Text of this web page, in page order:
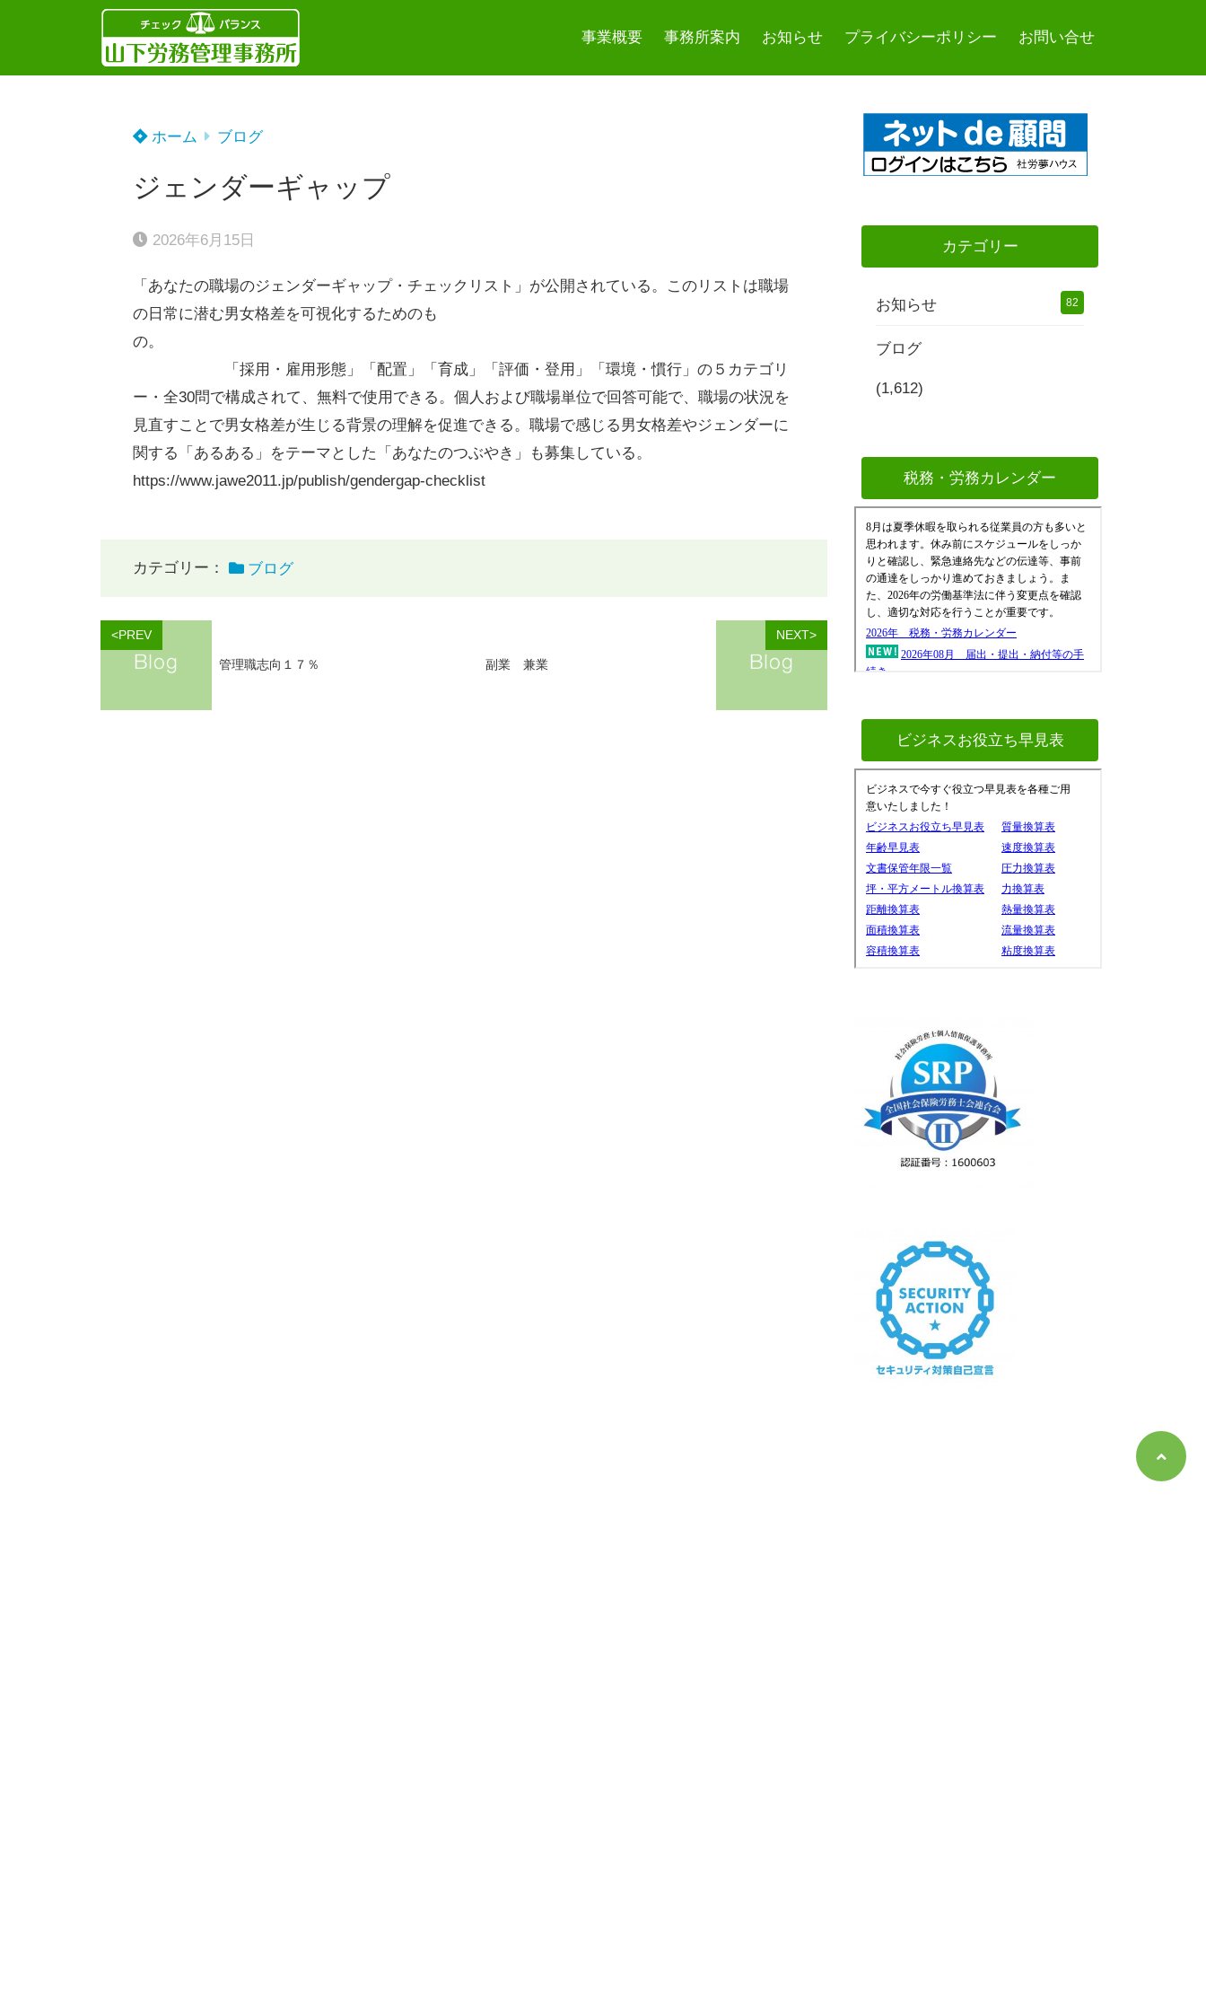
事業概要 事務所案内 お知らせ プライバシーポリシー お問い合せ
ホーム ブログ
ジェンダーギャップ
2026年6月15日
「あなたの職場のジェンダーギャップ・チェックリスト」が公開されている。このリストは職場
の日常に潜む男女格差を可視化するためのも
の。
「採用・雇用形態」「配置」「育成」「評価・登用」「環境・慣行」の５カテゴリ
ー・全30問で構成されて、無料で使用できる。個人および職場単位で回答可能で、職場の状況を
見直すことで男女格差が生じる背景の理解を促進できる。職場で感じる男女格差やジェンダーに
関する「あるある」をテーマとした「あなたのつぶやき」も募集している。
https://www.jawe2011.jp/publish/gendergap-checklist
カテゴリー： ブログ
<PREV
管理職志向１７％
NEXT>
副業 兼業
カテゴリー
お知らせ 82
ブログ
(1,612)
税務・労務カレンダー
ビジネスお役立ち早見表